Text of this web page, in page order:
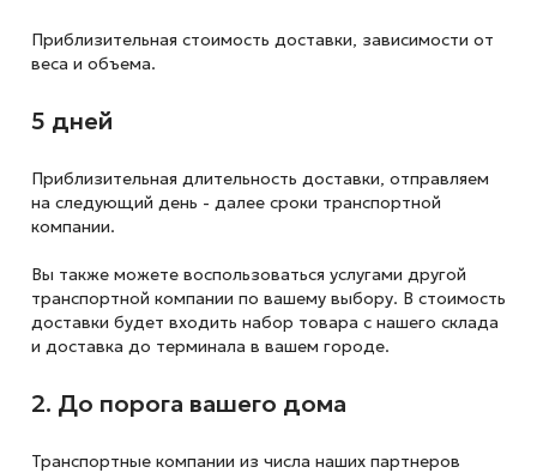
Приблизительная стоимость доставки, зависимости от
веса и объема.
5 дней
Приблизительная длительность доставки, отправляем
на следующий день - далее сроки транспортной
компании.
Вы также можете воспользоваться услугами другой
транспортной компании по вашему выбору. В стоимость
доставки будет входить набор товара с нашего склада
и доставка до терминала в вашем городе.
2. До порога вашего дома
Транспортные компании из числа наших партнеров